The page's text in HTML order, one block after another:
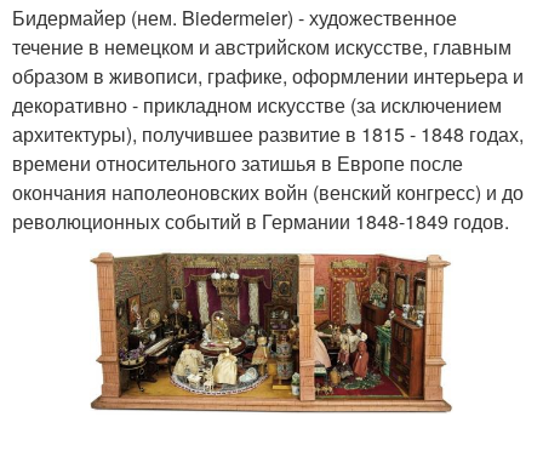
Бидермайер (нем. Biedermeier) - художественное
течение в немецком и австрийском искусстве, главным
образом в живописи, графике, оформлении интерьера и
декоративно - прикладном искусстве (за исключением
архитектуры), получившее развитие в 1815 - 1848 годах,
времени относительного затишья в Европе после
окончания наполеоновских войн (венский конгресс) и до
революционных событий в Германии 1848-1849 годов.